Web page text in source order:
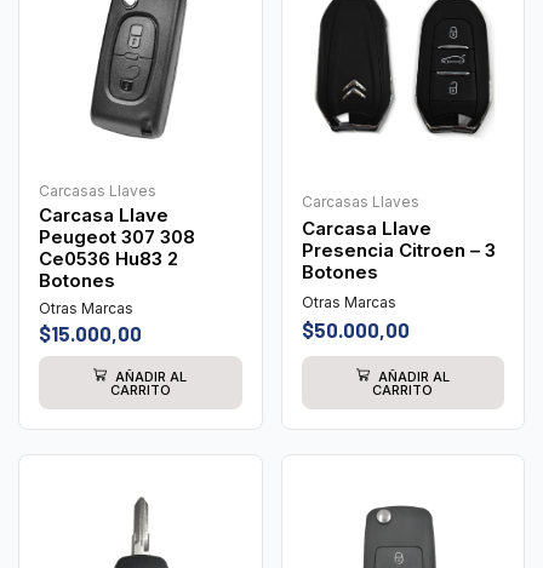
Carcasas Llaves
Carcasa Llave
Peugeot 307 308
Ce0536 Hu83 2
Botones
Otras Marcas
$15.000,00
AÑADIR AL
CARRITO
Carcasas Llaves
Carcasa Llave
Presencia Citroen – 3
Botones
Otras Marcas
$50.000,00
AÑADIR AL
CARRITO